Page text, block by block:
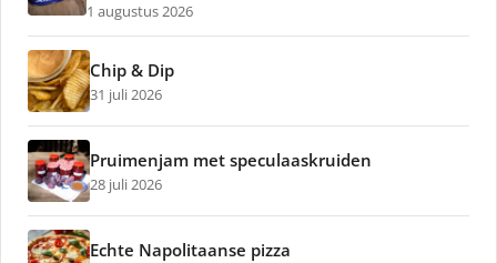
1 augustus 2026
Chip & Dip
31 juli 2026
Pruimenjam met speculaaskruiden
28 juli 2026
Echte Napolitaanse pizza